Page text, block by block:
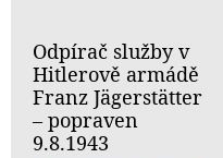
Odpírač služby v
Hitlerově armádě
Franz Jägerstätter
– popraven
9.8.1943